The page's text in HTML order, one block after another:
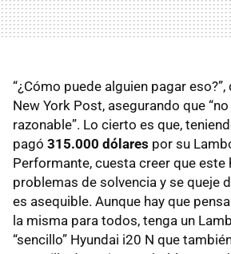
“¿Cómo puede alguien pagar
New York Post, asegurando que
razonable”. Lo cierto es que,
pagó 315.000 dólares por su
Performante, cuesta creer que este
problemas de solvencia y se queje
es asequible. Aunque hay que
la misma para todos, tenga un
“sencillo” Hyundai i20 N que